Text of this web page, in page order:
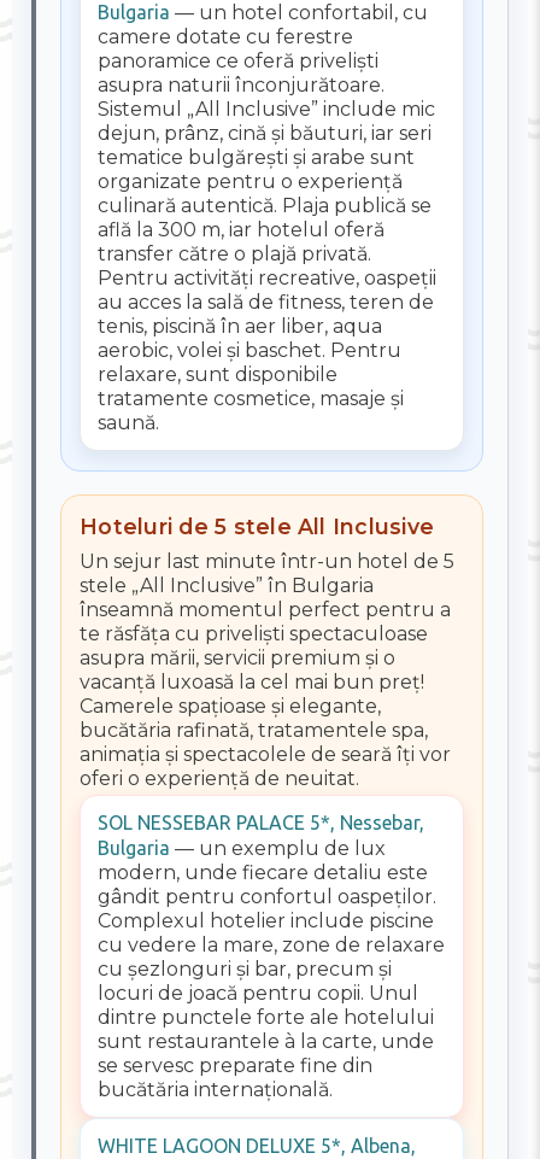
Bulgaria — un hotel confortabil, cu
camere dotate cu ferestre
panoramice ce oferă priveliști
asupra naturii înconjurătoare.
Sistemul „All Inclusive” include mic
dejun, prânz, cină și băuturi, iar seri
tematice bulgărești și arabe sunt
organizate pentru o experiență
culinară autentică. Plaja publică se
află la 300 m, iar hotelul oferă
transfer către o plajă privată.
Pentru activități recreative, oaspeții
au acces la sală de fitness, teren de
tenis, piscină în aer liber, aqua
aerobic, volei și baschet. Pentru
relaxare, sunt disponibile
tratamente cosmetice, masaje și
saună.
Hoteluri de 5 stele All Inclusive
Un sejur last minute într-un hotel de 5
stele „All Inclusive” în Bulgaria
înseamnă momentul perfect pentru a
te răsfăța cu priveliști spectaculoase
asupra mării, servicii premium și o
vacanță luxoasă la cel mai bun preț!
Camerele spațioase și elegante,
bucătăria rafinată, tratamentele spa,
animația și spectacolele de seară îți vor
oferi o experiență de neuitat.
SOL NESSEBAR PALACE 5*, Nessebar,
Bulgaria — un exemplu de lux
modern, unde fiecare detaliu este
gândit pentru confortul oaspeților.
Complexul hotelier include piscine
cu vedere la mare, zone de relaxare
cu șezlonguri și bar, precum și
locuri de joacă pentru copii. Unul
dintre punctele forte ale hotelului
sunt restaurantele à la carte, unde
se servesc preparate fine din
bucătăria internațională.
WHITE LAGOON DELUXE 5*, Albena,